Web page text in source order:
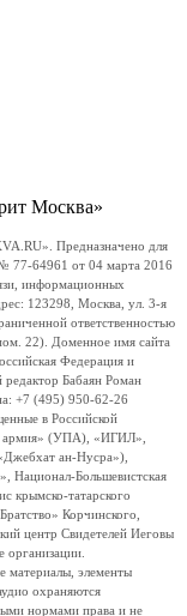
Москва»
Предназначено для
77-64961 от 04 марта 2016
информационных
123298, Москва, ул. 3-я
ответственностью
22). Доменное имя сайта
Федерация и
редактор Бабаян Роман
+7 (495) 950-62-26
в Российской
армия» (УПА), «ИГИЛ»,
ан-Нусра»),
Национал-Большевистская
татарского
Корчинского,
центр Свидетелей Иеговы
организации.
материалы, элементы
охраняются
нормами права и не